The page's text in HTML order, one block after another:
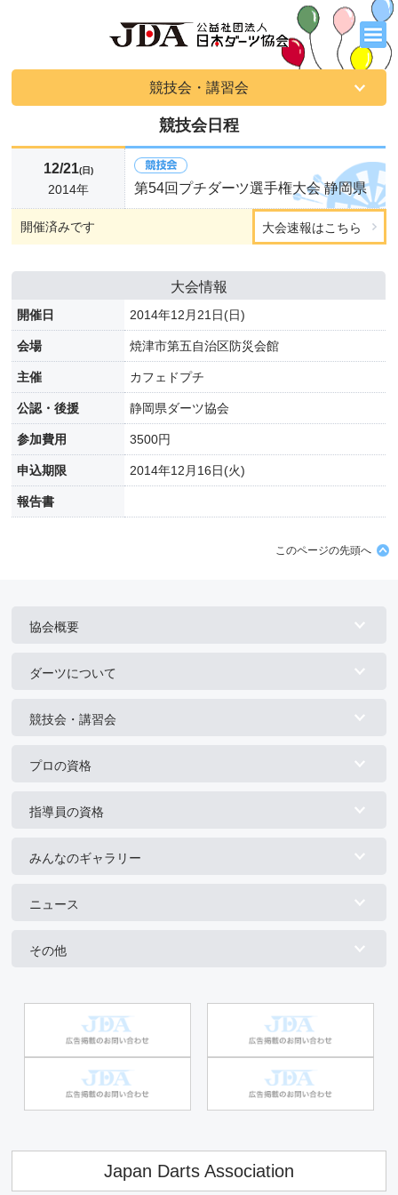
競技会・講習会
競技会日程
12/21(日)
2014年 第54回プチダーツ選手権大会 静岡県
開催済みです 大会速報はこちら
大会情報
開催日 2014年12月21日(日)
会場 焼津市第五自治区防災会館
主催 カフェドプチ
公認・後援 静岡県ダーツ協会
参加費用 3500円
申込期限 2014年12月16日(火)
報告書
このページの先頭へ
協会概要
ダーツについて
競技会・講習会
プロの資格
指導員の資格
みんなのギャラリー
ニュース
その他
Japan Darts Association